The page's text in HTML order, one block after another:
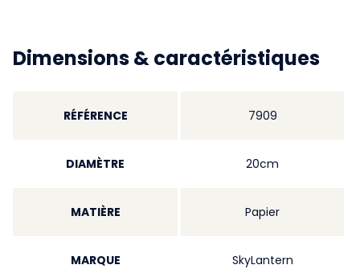
Dimensions & caractéristiques
RÉFÉRENCE 7909
DIAMÈTRE 20cm
MATIÈRE Papier
MARQUE SkyLantern